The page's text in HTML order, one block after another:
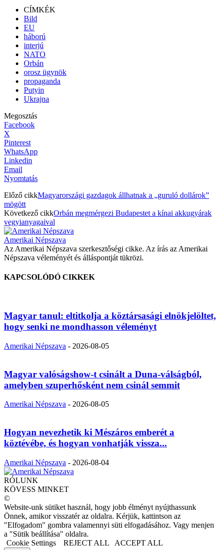
CÍMKÉK
Bild
EU
háború
interjú
NATO
Orbán
orosz ügynök
propaganda
Putyin
Ukrajna
Megosztás
Facebook
X
Pinterest
WhatsApp
Linkedin
Email
Nyomtatás
Előző cikkMagyarországi gazdagok állhatnak a „guruló dollárok”
mögött
Következő cikkOrbán megmérgezi Budapestet a kínai akkugyárak
vegyianyagaival
Amerikai Népszava
Az Amerikai Népszava szerkesztőségi cikke. Az írás az Amerikai
Népszava véleményét és álláspontját tükrözi.
KAPCSOLÓDÓ CIKKEK
Magyar tanul: eltitkolja a köztársasági elnökjelöltet,
hogy senki ne mondhasson véleményt
Amerikai Népszava - 2026-08-05
Magyar valóságshow-t csinált a Duna-válságból,
amelyben szuperhősként nem csinál semmit
Amerikai Népszava - 2026-08-05
Hogyan nevezhetik ki Mészáros emberét a
köztévébe, és hogyan vonhatják vissza...
Amerikai Népszava - 2026-08-04
RÓLUNK
KÖVESS MINKET
©
Website-unk sütiket használ, hogy jobb élményt nyújthassunk
Önnek, amikor visszatér az oldalra. Kérjük, kattintson az
"Elfogadom" gombra valamennyi süti elfogadásához. Vagy menjen
a "Sütik beállítása" oldalra.
Cookie Settings
REJECT ALL ACCEPT ALL